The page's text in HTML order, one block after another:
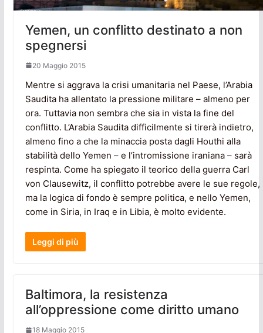
Yemen, un conflitto destinato a non
spegnersi
20 Maggio 2015
Mentre si aggrava la crisi umanitaria nel Paese, l’Arabia
Saudita ha allentato la pressione militare – almeno per
ora. Tuttavia non sembra che sia in vista la fine del
conflitto. L’Arabia Saudita difficilmente si tirerà indietro,
almeno fino a che la minaccia posta dagli Houthi alla
stabilità dello Yemen – e l’intromissione iraniana – sarà
respinta. Come ha spiegato il teorico della guerra Carl
von Clausewitz, il conflitto potrebbe avere le sue regole,
ma la logica di fondo è sempre politica, e nello Yemen,
come in Siria, in Iraq e in Libia, è molto evidente.
Leggi di più
Baltimora, la resistenza
all’oppressione come diritto umano
18 Maggio 2015